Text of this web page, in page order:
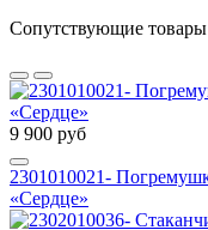
Сопутствующие товары
9 900 руб
2301010021-
«Сердце»